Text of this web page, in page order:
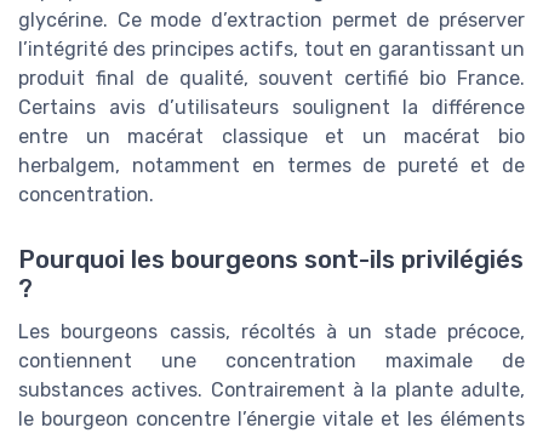
glycérine. Ce mode d’extraction permet de préserver
l’intégrité des principes actifs, tout en garantissant un
produit final de qualité, souvent certifié bio France.
Certains avis d’utilisateurs soulignent la différence
entre un macérat classique et un macérat bio
herbalgem, notamment en termes de pureté et de
concentration.
Pourquoi les bourgeons sont-ils privilégiés
?
Les bourgeons cassis, récoltés à un stade précoce,
contiennent une concentration maximale de
substances actives. Contrairement à la plante adulte,
le bourgeon concentre l’énergie vitale et les éléments